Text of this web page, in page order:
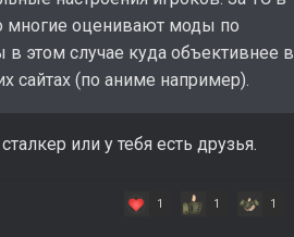
многие оценивают моды по
этом случае куда объективнее в
сайтах (по аниме например).
или у тебя есть друзья.
1 1 1